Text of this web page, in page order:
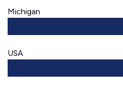
Michigan
USA